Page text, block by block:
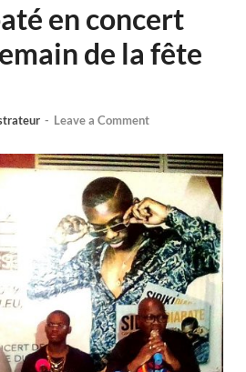
en concert
de la fête
- Leave a Comment